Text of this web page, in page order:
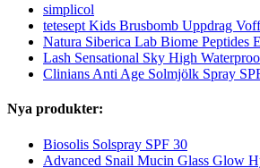
simplicol
tetesept Kids Brusbomb Uppdrag Voff
Natura Siberica Lab Biome Peptides
Lash Sensational Sky High
Clinians Anti Age Solmjölk Spray
Nya produkter:
Biosolis Solspray SPF 30
Advanced Snail Mucin Glass Glow